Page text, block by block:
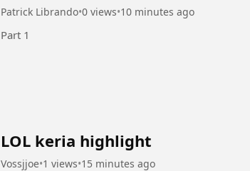
Patrick Librando•0 views•10 minutes ago
Part 1
LOL keria highlight
Vossjjoe•1 views•15 minutes ago